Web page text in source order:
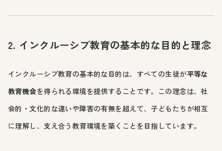
2. インクルーシブ教育の基本的な目的と理念
インクルーシブ教育の基本的な目的は、すべての生徒が平等な
教育機会を得られる環境を提供することです。この理念は、社
会的・文化的な違いや障害の有無を超えて、子どもたちが相互
に理解し、支え合う教育環境を築くことを目指しています。